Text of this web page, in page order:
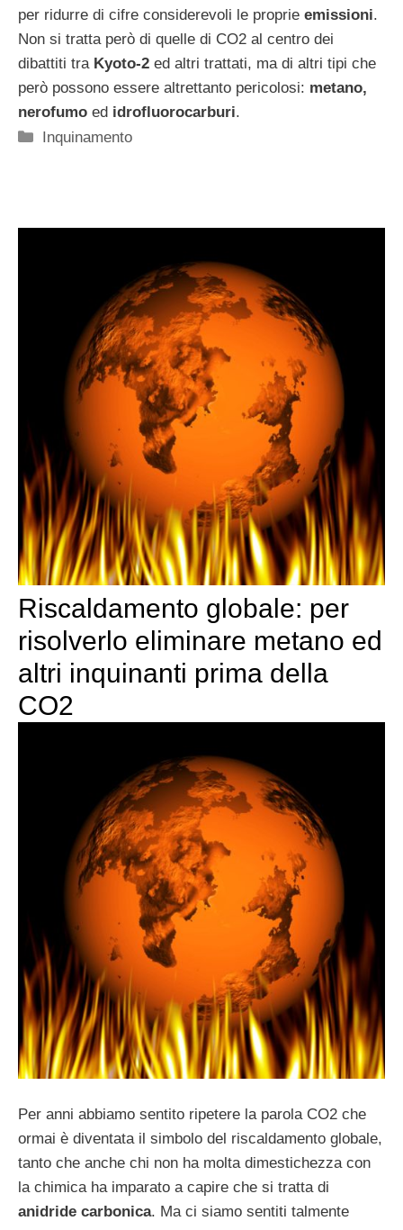
per ridurre di cifre considerevoli le proprie emissioni.
Non si tratta però di quelle di CO2 al centro dei
dibattiti tra Kyoto-2 ed altri trattati, ma di altri tipi che
però possono essere altrettanto pericolosi: metano,
nerofumo ed idrofluorocarburi.
Categorie
Inquinamento
Riscaldamento globale: per
risolverlo eliminare metano ed
altri inquinanti prima della
CO2
Per anni abbiamo sentito ripetere la parola CO2 che
ormai è diventata il simbolo del riscaldamento globale,
tanto che anche chi non ha molta dimestichezza con
la chimica ha imparato a capire che si tratta di
anidride carbonica. Ma ci siamo sentiti talmente